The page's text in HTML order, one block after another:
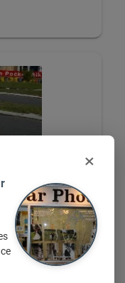
entreprises
×